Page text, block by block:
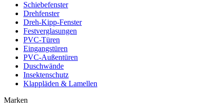
Schiebefenster
Drehfenster
Dreh-Kipp-Fenster
Festverglasungen
PVC-Türen
Eingangstüren
PVC-Außentüren
Duschwände
Insektenschutz
Klappläden & Lamellen
Marken